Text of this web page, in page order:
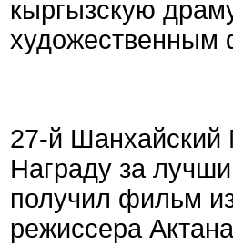
кыргызскую
художественным
27-й Шанхайский
Награду за
получил фильм
режиссера